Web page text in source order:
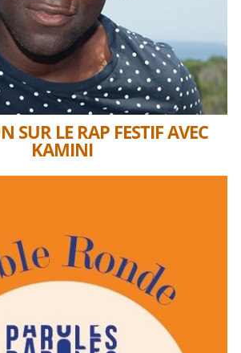
SUR LE RAP FESTIF AVEC
KAMINI